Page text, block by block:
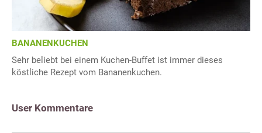
BANANENKUCHEN
Sehr beliebt bei einem Kuchen-Buffet ist immer dieses
köstliche Rezept vom Bananenkuchen.
User Kommentare